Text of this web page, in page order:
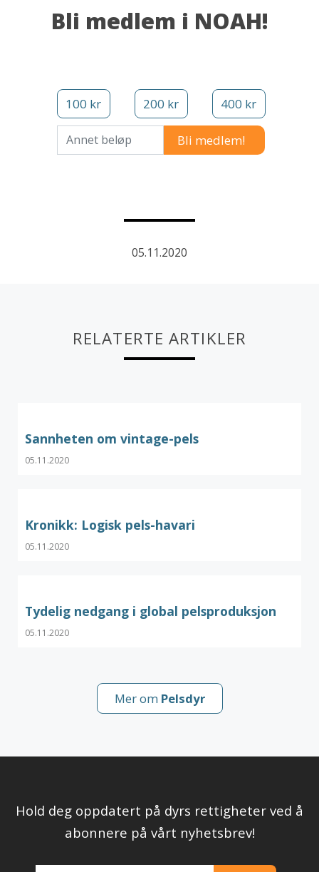
Bli medlem i NOAH!
100 kr 200 kr 400 kr
Annet beløp
05.11.2020
RELATERTE ARTIKLER
Sannheten om vintage-pels
05.11.2020
Kronikk: Logisk pels-havari
05.11.2020
Tydelig nedgang i global pelsproduksjon
05.11.2020
Mer om Pelsdyr
Hold deg oppdatert på dyrs rettigheter ved å
abonnere på vårt nyhetsbrev!